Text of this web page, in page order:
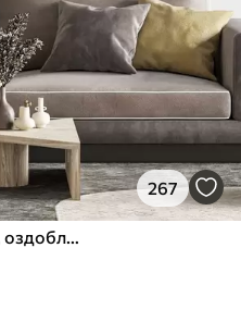
267
Пеалістичні естетичні камені, оздоблення будинку, природне освітлення